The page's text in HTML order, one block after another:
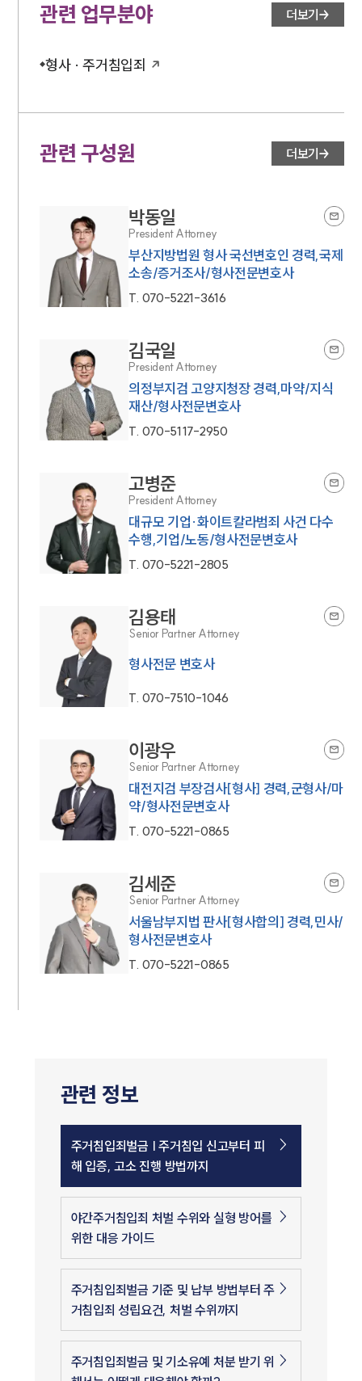
관련 업무분야 더보기
형사 · 주거침입죄
관련 구성원 더보기
박동일
President Attorney
부산지방법원 형사 국선변호인 경력,국제
소송/증거조사/형사전문변호사
T. 070-5221-3616
김국일
President Attorney
의정부지검 고양지청장 경력,마약/지식
재산/형사전문변호사
T. 070-5117-2950
고병준
President Attorney
대규모 기업·화이트칼라범죄 사건 다수
수행,기업/노동/형사전문변호사
T. 070-5221-2805
김용태
Senior Partner Attorney
형사전문 변호사
T. 070-7510-1046
이광우
Senior Partner Attorney
대전지검 부장검사[형사] 경력,군형사/마
약/형사전문변호사
T. 070-5221-0865
김세준
Senior Partner Attorney
서울남부지법 판사[형사합의] 경력,민사/
형사전문변호사
T. 070-5221-0865
관련 정보
주거침입죄벌금 | 주거침입 신고부터 피
해 입증, 고소 진행 방법까지
야간주거침입죄 처벌 수위와 실형 방어를
위한 대응 가이드
주거침입죄벌금 기준 및 납부 방법부터 주
거침입죄 성립요건, 처벌 수위까지
주거침입죄벌금 및 기소유예 처분 받기 위